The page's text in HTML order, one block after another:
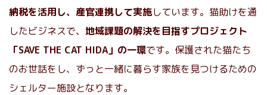
納税を活用し、産官連携して実施しています。猫助けを通
したビジネスで、 地域課題の解決を目指すプロジェクト
「SAVE THE CAT HIDA」の一環です。保護された猫たち
のお世話をし、ずっと一緒に暮らす家族を見つけるための
シェルター施設となります。